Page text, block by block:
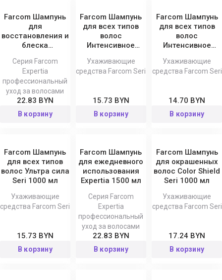
Farcom Шампунь
для
восстановления и
блеска
осветленных и
поврежденных
волос Expertia 150
Серия Farcom
Expertia
профессиональный
уход за волосами
22.83 BYN
В корзину
Farcom Шампунь
для всех типов
волос
Интенсивное
1000 мл
Ухаживающие
средства Farcom Seri
15.73 BYN
В корзину
Farcom Шампунь
для всех типов
волос
Интенсивное
Ultimate Revival
Seri 300 мл
Ухаживающие
средства Farcom Seri
14.70 BYN
В корзину
Farcom Шампунь
для всех типов
волос Ультра сила
Seri 1000 мл
Ухаживающие
средства Farcom Seri
15.73 BYN
В корзину
Farcom Шампунь
для ежедневного
использования
Expertia 1500 мл
Серия Farcom
Expertia
профессиональный
уход за волосами
22.83 BYN
В корзину
Farcom Шампунь
для окрашенных
волос Color Shield
Seri 1000 мл
Ухаживающие
средства Farcom Seri
17.24 BYN
В корзину